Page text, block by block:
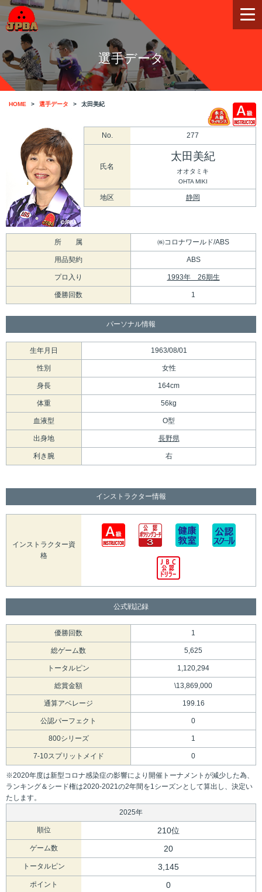
選手データ
HOME 選手データ 太田美紀
No. 277
氏名
太田美紀
オオタミキ
OHTA MIKI
地区 静岡
所 属 ㈱コロナワールド/ABS
用品契約 ABS
プロ入り 1993年 26期生
優勝回数 1
パーソナル情報
生年月日 1963/08/01
性別 女性
身長 164cm
体重 56kg
血液型 O型
出身地 長野県
利き腕 右
インストラクター情報
インストラクター資
格
公式戦記録
優勝回数 1
総ゲーム数 5,625
トータルピン 1,120,294
総賞金額 \13,869,000
通算アベレージ 199.16
公認パーフェクト 0
800シリーズ 1
7-10スプリットメイド 0
※2020年度は新型コロナ感染症の影響により開催トーナメントが減少した為、
ランキング＆シード権は2020-2021の2年間を1シーズンとして算出し、決定い
たします。
2025年
順位 210位
ゲーム数 20
トータルピン 3,145
ポイント 0